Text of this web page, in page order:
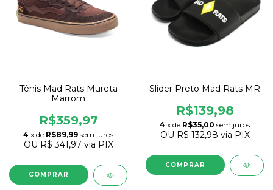
Tênis Mad Rats Mureta
Marrom
R$359,97
4 x de R$89,99 sem juros
OU R$ 341,97 via PIX
COMPRAR
Slider Preto Mad Rats MR
R$139,98
4 x de R$35,00 sem juros
OU R$ 132,98 via PIX
COMPRAR